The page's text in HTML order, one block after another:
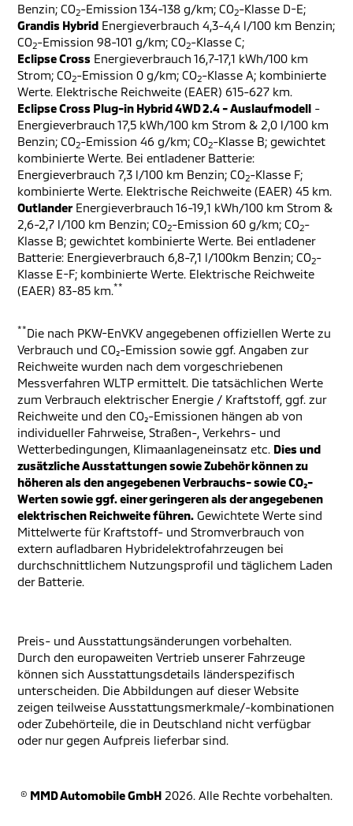
Benzin; CO2-Emission 134-138 g/km; CO2-Klasse D-E;
Grandis Hybrid Energieverbrauch 4,3-4,4 l/100 km Benzin;
CO2-Emission 98-101 g/km; CO2-Klasse C;
Eclipse Cross Energieverbrauch 16,7-17,1 kWh/100 km
Strom; CO2-Emission 0 g/km; CO2-Klasse A; kombinierte
Werte. Elektrische Reichweite (EAER) 615-627 km.
Eclipse Cross Plug-in Hybrid 4WD 2.4 - Auslaufmodell -
Energieverbrauch 17,5 kWh/100 km Strom & 2,0 l/100 km
Benzin; CO2-Emission 46 g/km; CO2-Klasse B; gewichtet
kombinierte Werte. Bei entladener Batterie:
Energieverbrauch 7,3 l/100 km Benzin; CO2-Klasse F;
kombinierte Werte. Elektrische Reichweite (EAER) 45 km.
Outlander Energieverbrauch 16-19,1 kWh/100 km Strom &
2,6-2,7 l/100 km Benzin; CO2-Emission 60 g/km; CO2-
Klasse B; gewichtet kombinierte Werte. Bei entladener
Batterie: Energieverbrauch 6,8-7,1 l/100km Benzin; CO2-
Klasse E-F; kombinierte Werte. Elektrische Reichweite
(EAER) 83-85 km.**
**Die nach PKW-EnVKV angegebenen offiziellen Werte zu
Verbrauch und CO₂-Emission sowie ggf. Angaben zur
Reichweite wurden nach dem vorgeschriebenen
Messverfahren WLTP ermittelt. Die tatsächlichen Werte
zum Verbrauch elektrischer Energie / Kraftstoff, ggf. zur
Reichweite und den CO₂-Emissionen hängen ab von
individueller Fahrweise, Straßen-, Verkehrs- und
Wetterbedingungen, Klimaanlageneinsatz etc. Dies und
zusätzliche Ausstattungen sowie Zubehör können zu
höheren als den angegebenen Verbrauchs- sowie CO₂-
Werten sowie ggf. einer geringeren als der angegebenen
elektrischen Reichweite führen. Gewichtete Werte sind
Mittelwerte für Kraftstoff- und Stromverbrauch von
extern aufladbaren Hybridelektrofahrzeugen bei
durchschnittlichem Nutzungsprofil und täglichem Laden
der Batterie.
Preis- und Ausstattungsänderungen vorbehalten.
Durch den europaweiten Vertrieb unserer Fahrzeuge
können sich Ausstattungsdetails länderspezifisch
unterscheiden. Die Abbildungen auf dieser Website
zeigen teilweise Ausstattungsmerkmale/-kombinationen
oder Zubehörteile, die in Deutschland nicht verfügbar
oder nur gegen Aufpreis lieferbar sind.
© MMD Automobile GmbH 2026. Alle Rechte vorbehalten.